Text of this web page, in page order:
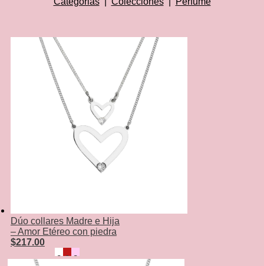
Dúo collares Madre e Hija
– Amor Etéreo con piedra
$217.00